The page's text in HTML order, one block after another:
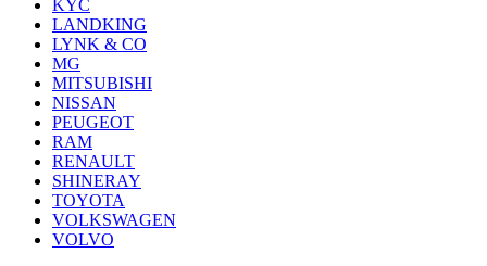
KYC
LANDKING
LYNK & CO
MG
MITSUBISHI
NISSAN
PEUGEOT
RAM
RENAULT
SHINERAY
TOYOTA
VOLKSWAGEN
VOLVO